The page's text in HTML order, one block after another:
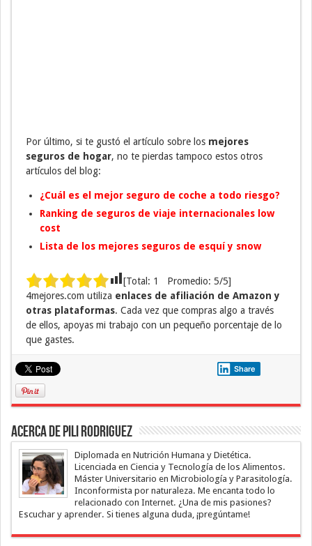
Por último, si te gustó el artículo sobre los mejores
seguros de hogar, no te pierdas tampoco estos otros
artículos del blog:
¿Cuál es el mejor seguro de coche a todo riesgo?
Ranking de seguros de viaje internacionales low
cost
Lista de los mejores seguros de esquí y snow
[Total: 1 Promedio: 5/5]
4mejores.com utiliza enlaces de afiliación de Amazon y
otras plataformas. Cada vez que compras algo a través
de ellos, apoyas mi trabajo con un pequeño porcentaje de lo
que gastes.
Share
Acerca de Pili Rodriguez
Diplomada en Nutrición Humana y Dietética.
Licenciada en Ciencia y Tecnología de los Alimentos.
Máster Universitario en Microbiología y Parasitología.
Inconformista por naturaleza. Me encanta todo lo
relacionado con Internet. ¿Una de mis pasiones?
Escuchar y aprender. Si tienes alguna duda, ¡pregúntame!